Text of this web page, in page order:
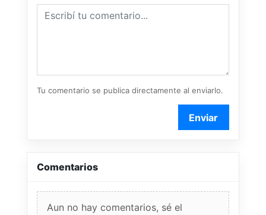
Tu comentario se publica directamente al enviarlo.
Enviar
Comentarios
Aun no hay comentarios, sé el